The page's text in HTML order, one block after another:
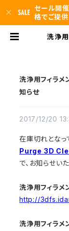
セール開
格でご提供
洗浄
洗浄用フィラ
知らせ
2017/12/20
在庫切れとなっ
Purge 3D
で、お知らせいた
洗浄用フィラ
http://
洗浄用フィラ